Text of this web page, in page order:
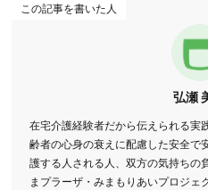
この記事を書いた人
弘瀬
在宅介護経験者だから伝えられる実
齢者の心身の衰えに配慮した安全で
護する人される人、双方の気持ちの
まプラーザ・みまもりあいプロジェ